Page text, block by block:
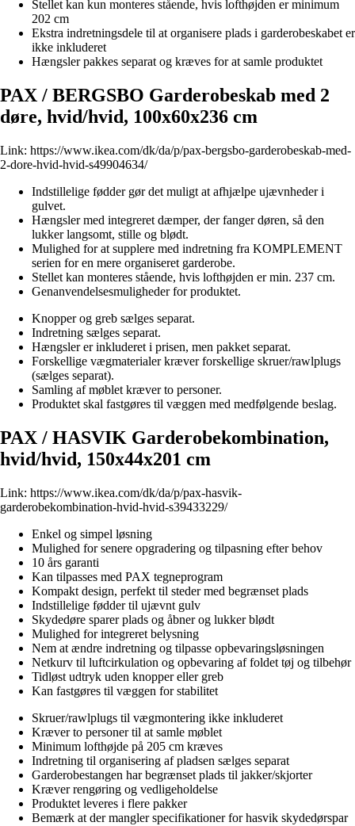
Stellet kan kun monteres stående, hvis lofthøjden er minimum
202 cm
Ekstra indretningsdele til at organisere plads i garderobeskabet er
ikke inkluderet
Hængsler pakkes separat og kræves for at samle produktet
PAX / BERGSBO Garderobeskab med 2
døre, hvid/hvid, 100x60x236 cm
Link: https://www.ikea.com/dk/da/p/pax-bergsbo-garderobeskab-med-
2-dore-hvid-hvid-s49904634/
Indstillelige fødder gør det muligt at afhjælpe ujævnheder i
gulvet.
Hængsler med integreret dæmper, der fanger døren, så den
lukker langsomt, stille og blødt.
Mulighed for at supplere med indretning fra KOMPLEMENT
serien for en mere organiseret garderobe.
Stellet kan monteres stående, hvis lofthøjden er min. 237 cm.
Genanvendelsesmuligheder for produktet.
Knopper og greb sælges separat.
Indretning sælges separat.
Hængsler er inkluderet i prisen, men pakket separat.
Forskellige vægmaterialer kræver forskellige skruer/rawlplugs
(sælges separat).
Samling af møblet kræver to personer.
Produktet skal fastgøres til væggen med medfølgende beslag.
PAX / HASVIK Garderobekombination,
hvid/hvid, 150x44x201 cm
Link: https://www.ikea.com/dk/da/p/pax-hasvik-
garderobekombination-hvid-hvid-s39433229/
Enkel og simpel løsning
Mulighed for senere opgradering og tilpasning efter behov
10 års garanti
Kan tilpasses med PAX tegneprogram
Kompakt design, perfekt til steder med begrænset plads
Indstillelige fødder til ujævnt gulv
Skydedøre sparer plads og åbner og lukker blødt
Mulighed for integreret belysning
Nem at ændre indretning og tilpasse opbevaringsløsningen
Netkurv til luftcirkulation og opbevaring af foldet tøj og tilbehør
Tidløst udtryk uden knopper eller greb
Kan fastgøres til væggen for stabilitet
Skruer/rawlplugs til vægmontering ikke inkluderet
Kræver to personer til at samle møblet
Minimum lofthøjde på 205 cm kræves
Indretning til organisering af pladsen sælges separat
Garderobestangen har begrænset plads til jakker/skjorter
Kræver rengøring og vedligeholdelse
Produktet leveres i flere pakker
Bemærk at der mangler specifikationer for hasvik skydedørspar